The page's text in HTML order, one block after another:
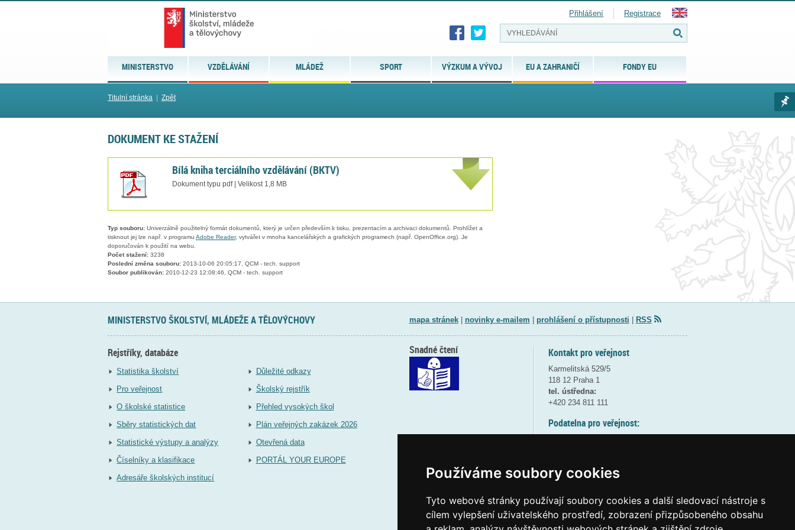
Používáme soubory cookies
Tyto webové stránky používají soubory cookies a další sledovací nástroje s
cílem vylepšení uživatelského prostředí, zobrazení přizpůsobeného obsahu
MINISTERSTVO VZDĚLÁVÁNÍ MLÁDEŽ SPORT VÝZKUM A VÝVOJ EU A ZAHRANIČÍ FONDY EU
Přihlášení Registrace
Titulní stránka Zpět
DOKUMENT KE STAŽENÍ
Bílá kniha terciálního vzdělávání (BKTV)
Dokument typu pdf | Velikost 1,8 MB
Typ souboru: Univerzálně použitelný formát dokumentů, který je určen především k tisku, prezentacím a archivaci dokumentů. Prohlížet a
tisknout jej lze např. v programu Adobe Reader, vytvářet v mnoha kancelářských a grafických programech (např. OpenOffice.org). Je
doporučován k použití na webu.
Počet stažení: 3238
Poslední změna souboru: 2013-10-06 20:05:17, QCM - tech. support
Soubor publikován: 2010-12-23 12:08:46, QCM - tech. support
MINISTERSTVO ŠKOLSTVÍ, MLÁDEŽE A TĚLOVÝCHOVY mapa stránek| novinky e-mailem prohlášení o přístupnosti RSS
Rejstříky, databáze
Statistika školství
Pro veřejnost
O školské statistice
Sběry statistických dat
Statistické výstupy a analýzy
Číselníky a klasifikace
Adresáře školských institucí
Důležité odkazy
Školský rejstřík
Přehled vysokých škol
Plán veřejných zakázek 2026
Otevřená data
PORTÁL YOUR EUROPE
Kontakt pro veřejnost
Karmelitská 529/5
118 12 Praha 1
tel. ústředna:
+420 234 811 111
Podatelna pro veřejnost:
(více informací
Elektronická podatelna:
Snadné čtení